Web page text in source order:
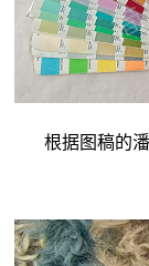
根据图稿的